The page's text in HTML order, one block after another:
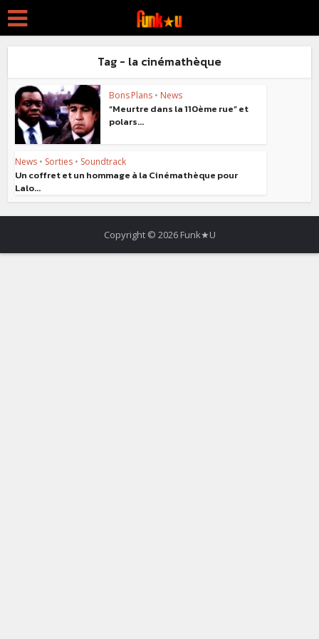
Tag - la cinémathèque
Bons Plans • News
“Meurtre dans la 110ème rue” et
polars...
News • Sorties • Soundtrack
Un coffret et un hommage à la Cinémathèque pour
Lalo...
Copyright © 2026 Funk★U